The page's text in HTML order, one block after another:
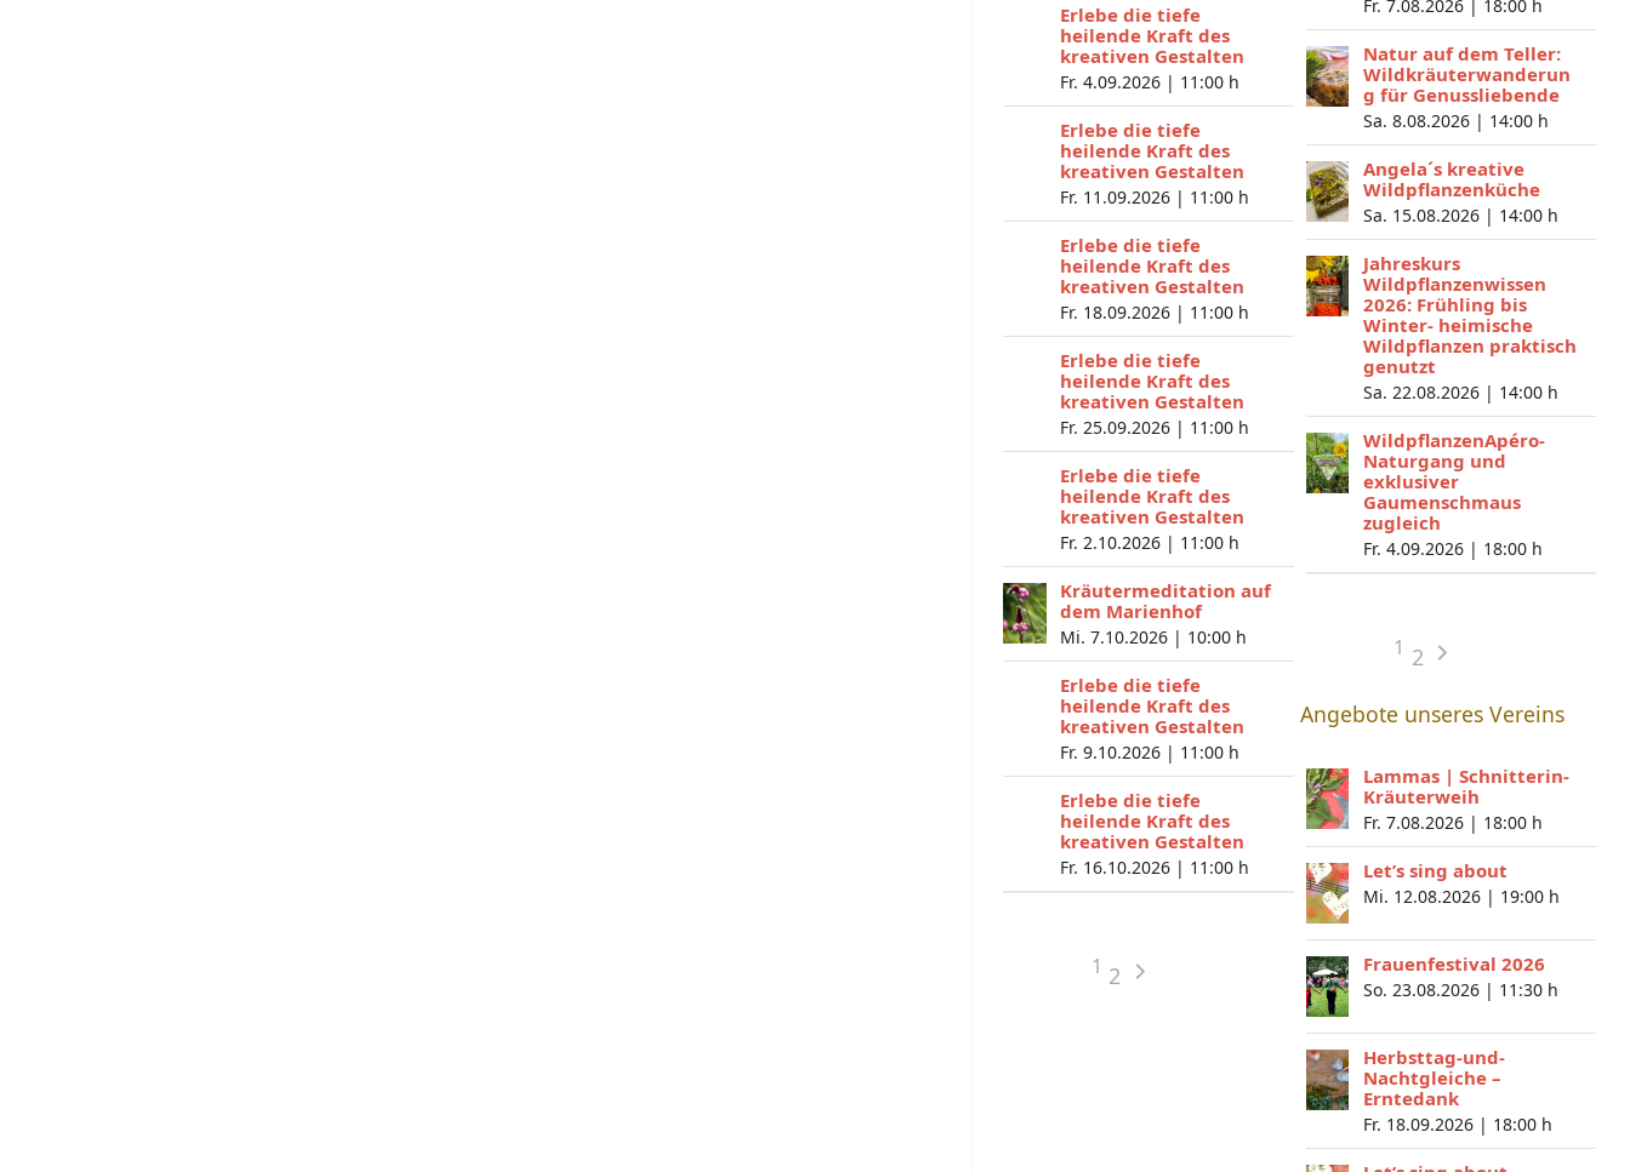
Erlebe die tiefe
heilende Kraft des
kreativen Gestalten
Fr. 4.09.2026 | 11:00 h
Erlebe die tiefe
heilende Kraft des
kreativen Gestalten
Fr. 11.09.2026 | 11:00 h
Erlebe die tiefe
heilende Kraft des
kreativen Gestalten
Fr. 18.09.2026 | 11:00 h
Erlebe die tiefe
heilende Kraft des
kreativen Gestalten
Fr. 25.09.2026 | 11:00 h
Erlebe die tiefe
heilende Kraft des
kreativen Gestalten
Fr. 2.10.2026 | 11:00 h
Kräutermeditation auf
dem Marienhof
Mi. 7.10.2026 | 10:00 h
Erlebe die tiefe
heilende Kraft des
kreativen Gestalten
Fr. 9.10.2026 | 11:00 h
Erlebe die tiefe
heilende Kraft des
kreativen Gestalten
Fr. 16.10.2026 | 11:00 h
1 2
Fr. 7.08.2026 | 18:00 h
Natur auf dem Teller:
Wildkräuterwanderun
g für Genussliebende
Sa. 8.08.2026 | 14:00 h
Angela´s kreative
Wildpflanzenküche
Sa. 15.08.2026 | 14:00 h
Jahreskurs
Wildpflanzenwissen
2026: Frühling bis
Winter- heimische
Wildpflanzen praktisch
genutzt
Sa. 22.08.2026 | 14:00 h
WildpflanzenApéro-
Naturgang und
exklusiver
Gaumenschmaus
zugleich
Fr. 4.09.2026 | 18:00 h
1 2
Angebote unseres Vereins
Lammas | Schnitterin-
Kräuterweih
Fr. 7.08.2026 | 18:00 h
Let’s sing about
Mi. 12.08.2026 | 19:00 h
Frauenfestival 2026
So. 23.08.2026 | 11:30 h
Herbsttag-und-
Nachtgleiche –
Erntedank
Fr. 18.09.2026 | 18:00 h